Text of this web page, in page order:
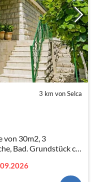
3 km von Selca
von 30m2, 3
Bad. Grundstück ca.
und Garten